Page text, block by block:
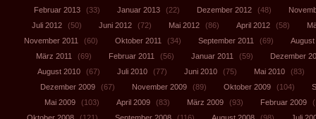
Februar 2013
(33) Januar 2013 (22) Dezember 2012 (48)
Juli 2012
(50) Juni 2012 (72) Mai 2012 (86) April 2012 (58)
November 2011
(60) Oktober 2011 (34) September 2011 (69)
August
März 2011
(69) Februar 2011 (56) Januar 2011 (59)
Dezember
August 2010
(67) Juli 2010 (77) Juni 2010 (75) Mai 2010
(83)
Dezember 2009
(67) November 2009 (89) Oktober 2009 (104)
Mai 2009
(103) April 2009 (83) März 2009 (93) Februar 2009